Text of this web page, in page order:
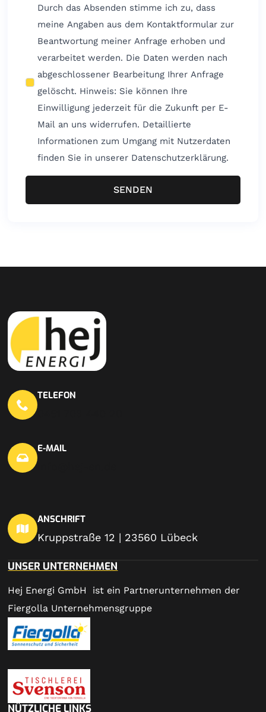
Durch das Absenden stimme ich zu, dass
meine Angaben aus dem Kontaktformular zur
Beantwortung meiner Anfrage erhoben und
verarbeitet werden. Die Daten werden nach
abgeschlossener Bearbeitung Ihrer Anfrage
gelöscht. Hinweis: Sie können Ihre
Einwilligung jederzeit für die Zukunft per E-
Mail an uns widerrufen. Detaillierte
Informationen zum Umgang mit Nutzerdaten
finden Sie in unserer Datenschutzerklärung.
SENDEN
TELEFON
E-MAIL
ANSCHRIFT
Kruppstraße 12 | 23560 Lübeck
UNSER UNTERNEHMEN
Hej Energi GmbH ist ein Partnerunternehmen der
Fiergolla Unternehmensgruppe
NÜTZLICHE LINKS